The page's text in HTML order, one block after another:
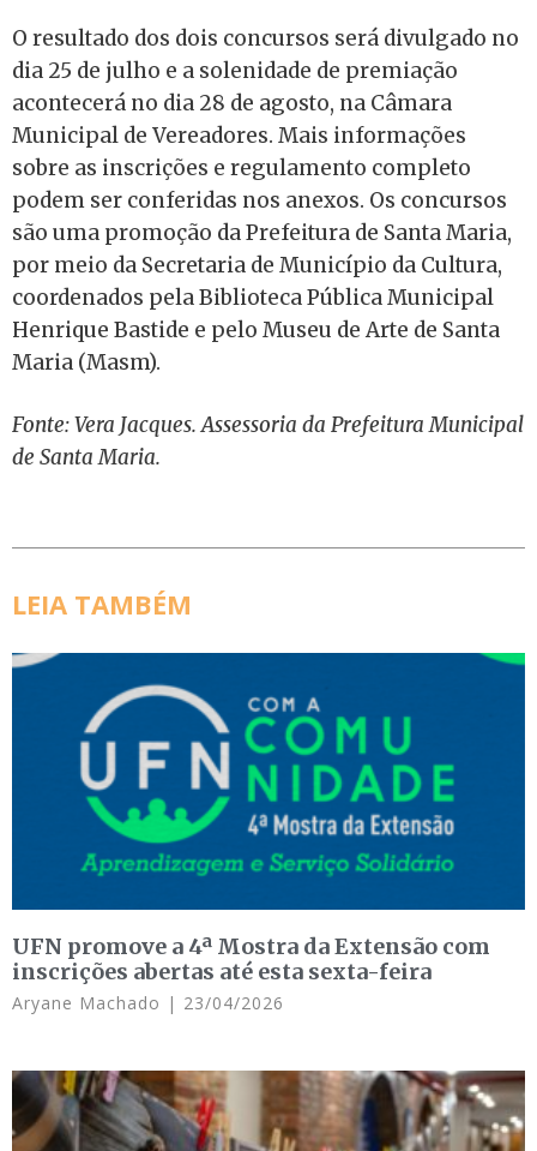
O resultado dos dois concursos será divulgado no
dia 25 de julho e a solenidade de premiação
acontecerá no dia 28 de agosto, na Câmara
Municipal de Vereadores. Mais informações
sobre as inscrições e regulamento completo
podem ser conferidas nos anexos. Os concursos
são uma promoção da Prefeitura de Santa Maria,
por meio da Secretaria de Município da Cultura,
coordenados pela Biblioteca Pública Municipal
Henrique Bastide e pelo Museu de Arte de Santa
Maria (Masm).
Fonte: Vera Jacques. Assessoria da Prefeitura Municipal
de Santa Maria.
LEIA TAMBÉM
UFN promove a 4ª Mostra da Extensão com
inscrições abertas até esta sexta-feira
Aryane Machado 23/04/2026